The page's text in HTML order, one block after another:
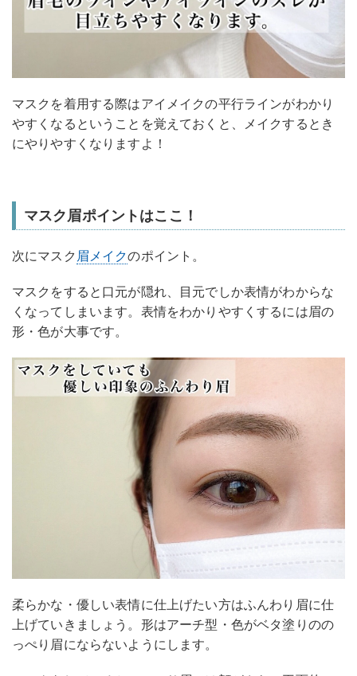
マスクを着用する際はアイメイクの平行ラインがわかり
やすくなるということを覚えておくと、メイクするとき
にやりやすくなりますよ！
マスク眉ポイントはここ！
次にマスク 眉メイクのポイント。
マスクをすると口元が隠れ、目元でしか表情がわからな
くなってしまいます。表情をわかりやすくするには眉の
形・色が大事です。
柔らかな・優しい表情に仕上げたい方はふんわり眉に仕
上げていきましょう。形はアーチ型・色がベタ塗りのの
っぺり眉にならないようにします。